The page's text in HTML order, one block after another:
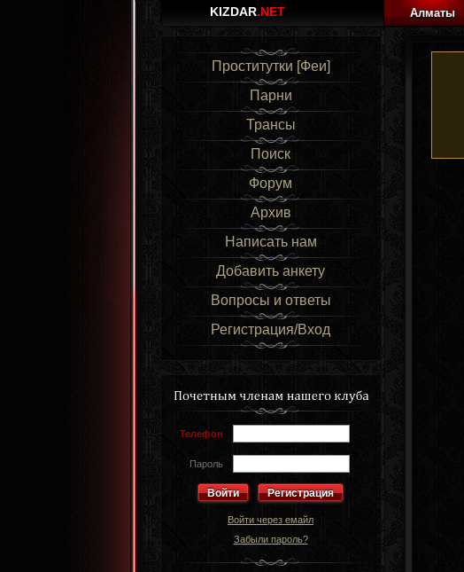
KIZDAR.NET Алматы
Проститутки [Феи]
Парни
Трансы
Поиск
Форум
Архив
Написать нам
Добавить анкету
Вопросы и ответы
Регистрация/Вход
Телефон
Пароль
Регистрация
Войти через емайл
Забыли пароль?